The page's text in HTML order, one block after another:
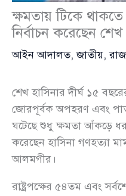
ক্ষমতায় টিকে
নির্বাচন করেছেন শেখ
আইন আদালত,জাতীয়,
শেখ হাসিনার দীর্ঘ ১৫
জোরপূর্বক অপহরণ এবং
ঘটেছে শুধু ক্ষমতা আঁকড়ে
করেছেন হাসিনা গণহত্যা
আলমগীর।
রাষ্ট্রপক্ষের ৫৪তম এবং